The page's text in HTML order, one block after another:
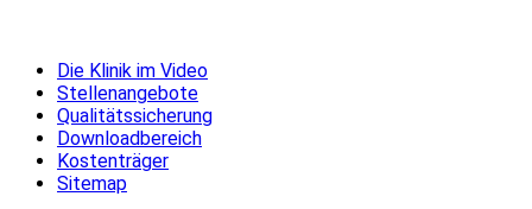
Die Klinik im Video
Stellenangebote
Qualitätssicherung
Downloadbereich
Kostenträger
Sitemap